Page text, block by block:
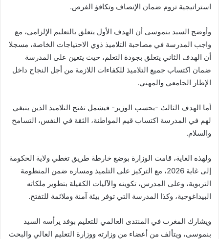
استراتيجية تروم ضمان الإنصاف وتكافؤ الفرص.
وأوضح السيد بنموسى أن الهدف الأول يتعلق بالتعليم الإلزامي، مع
واجب المدرسة في مصاحبة التلاميذ ذوي الاحتياجات الخاصة، مسجلا
أن الهدف الثاني يتعلق بجودة التعلم، حيث يتعين على المدرسة
ضمان اكتساب جميع التلاميذ للكفاءات اللازمة من أجل النجاح داخل
الإطار الجامعي والمهني.
أما الهدف الثالث -بحسب الوزير- فيشمل تفتح التلاميذ الذين ينبغي
لهم في المدرسة اكتساب قيم المواطنة، الثقة في النفس، التسامح
والسلام.
ولهذه الغاية، قامت الوزارة بوضع خارطة طريق تغطي ولاية الحكومة
إلى غاية 2026، مع التركيز على التلميذ ومساره ضمن المنظومة
التربوية، وعلى المدرس، تكوينه والآليات الكفيلة بتطوير ملكاته
البيداغوجية، وكذا المدرسة التي توفر بيئة آمنة وملائمة للتفتح.
ويشارك المغرب في المنتدى العالمي للتعليم بوفد يرأسه السيد
بنموسى، ويتألف من أعضاء من وزارته ووزارة التعليم العالي والبحث